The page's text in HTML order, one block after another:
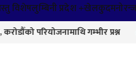
विशेषलुम्बिनी प्रदेश +खेलकुद
गम्भीर प्रश्न